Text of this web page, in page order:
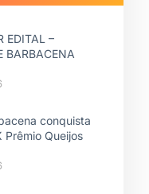
EDITAL –
BARBACENA
conquista
Prêmio Queijos